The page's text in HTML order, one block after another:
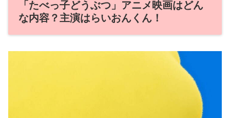
「たべっ子どうぶつ」アニメ映画はどん
な内容？主演はらいおんくん！